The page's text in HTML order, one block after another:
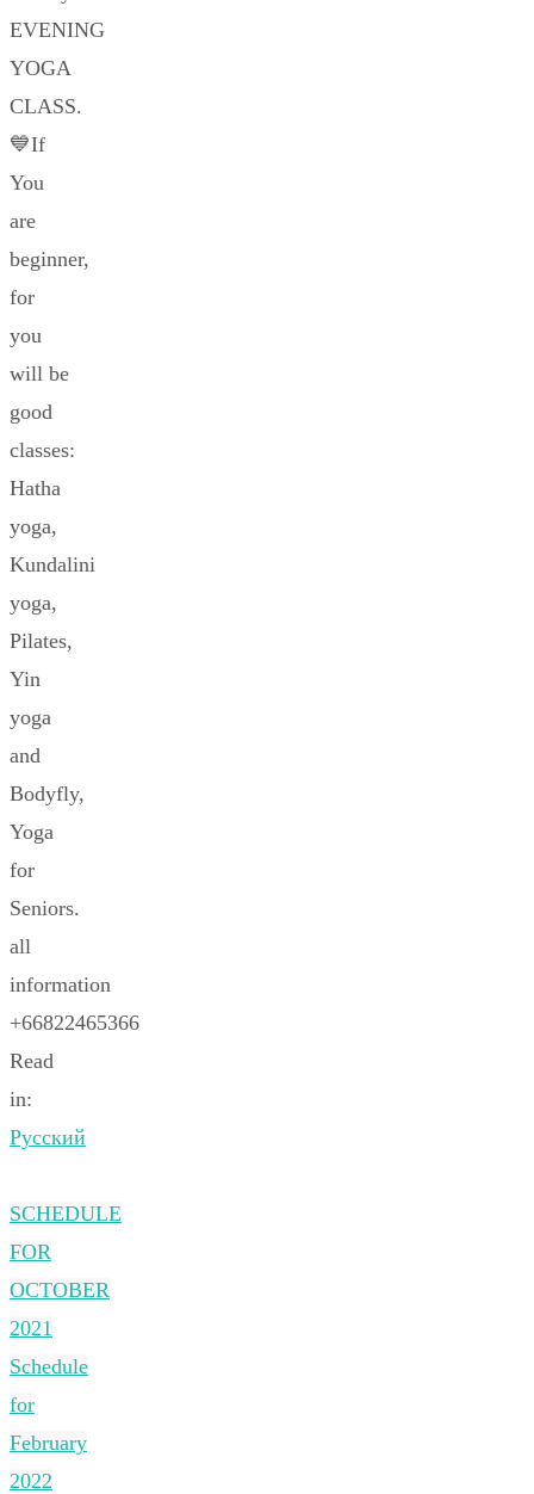
EVENING
YOGA
CLASS.
💙If
You
are
beginner,
for
you
will be
good
classes:
Hatha
yoga,
Kundalini
yoga,
Pilates,
Yin
yoga
and
Bodyfly,
Yoga
for
Seniors.
all
information
+66822465366
Read
in:
Русский
SCHEDULE
FOR
OCTOBER
2021
Schedule
for
February
2022